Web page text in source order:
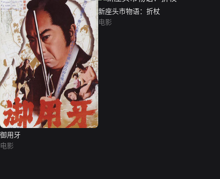
御用牙
电影
新座头市物语：折杖
电影